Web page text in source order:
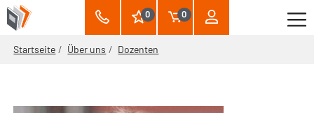
0 0
Startseite Über uns Dozenten